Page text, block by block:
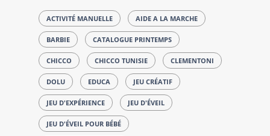
ACTIVITÉ MANUELLE AIDE A LA MARCHE
BARBIE CATALOGUE PRINTEMPS
CHICCO CHICCO TUNISIE CLEMENTONI
DOLU EDUCA JEU CRÉATIF
JEU D'EXPÉRIENCE JEU D'ÉVEIL
JEU D'ÉVEIL POUR BÉBÉ